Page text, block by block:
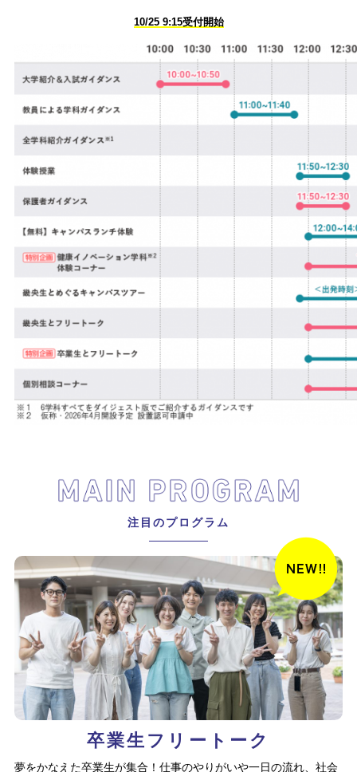
10/25 9:15受付開始
注目のプログラム
卒業生フリートーク
夢をかなえた卒業生が集合！仕事のやりがいや一日の流れ、社会